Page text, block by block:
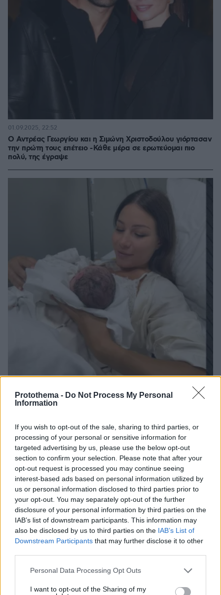
Protothema - Do Not Process My Personal
Information
If you wish to opt-out of the sale, sharing to third parties, or
processing of your personal or sensitive information for
targeted advertising by us, please use the below opt-out
section to confirm your selection. Please note that after your
opt-out request is processed you may continue seeing
interest-based ads based on personal information utilized by
us or personal information disclosed to third parties prior to
your opt-out. You may separately opt-out of the further
disclosure of your personal information by third parties on the
IAB’s list of downstream participants. This information may
also be disclosed by us to third parties on the IAB’s List of
Downstream Participants that may further disclose it to other
Please note that this website/app uses one or more Google
not limited to your visit or usage behaviour. You may click to
Personal Data Processing Opt Outs
I want to opt-out of the Sharing of my
Ο Αντρέας Γεωργίου και η Σιμώνη Χριστοδούλου γιόρτασαν
την πρώτη τους επέτειο - Κάθε μέρα σε ερωτεύομαι πιο
πολύ, της έγραψε
01.09.2025, 22:52
Γέννησε η Σιμώνη Χριστοδούλου - Ο Ανδρέας Γεωργίου
26.08.2025, 14:12
Thema Insights